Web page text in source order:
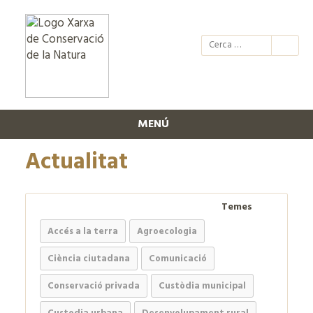
MENÚ
Actualitat
Temes
Accés a la terra
Agroecologia
Ciència ciutadana
Comunicació
Conservació privada
Custòdia municipal